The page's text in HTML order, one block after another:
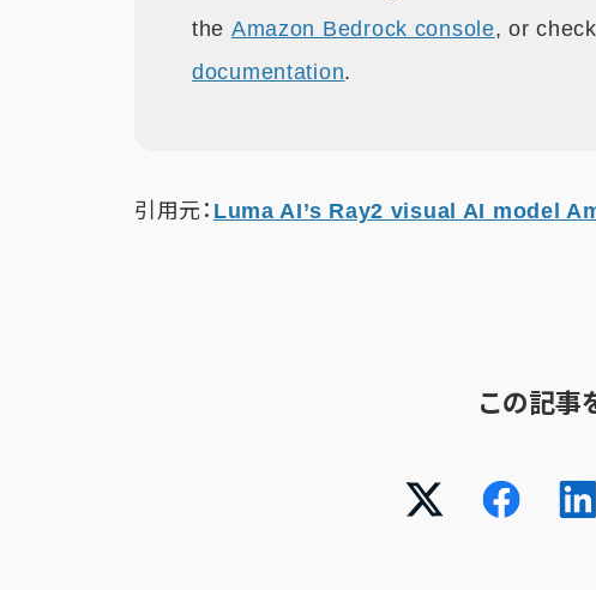
the Amazon Bedrock console, or
documentation.
引用元： Luma AI’s Ray2 visual AI model
この記事